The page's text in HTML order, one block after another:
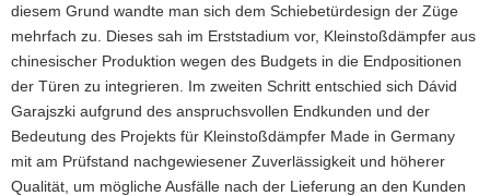
diesem Grund wandte man sich dem Schiebetürdesign der Züge
mehrfach zu. Dieses sah im Erststadium vor, Kleinstoßdämpfer aus
chinesischer Produktion wegen des Budgets in die Endpositionen
der Türen zu integrieren. Im zweiten Schritt entschied sich Dávid
Garajszki aufgrund des anspruchsvollen Endkunden und der
Bedeutung des Projekts für Kleinstoßdämpfer Made in Germany
mit am Prüfstand nachgewiesener Zuverlässigkeit und höherer
Qualität, um mögliche Ausfälle nach der Lieferung an den Kunden